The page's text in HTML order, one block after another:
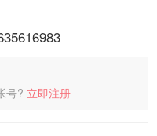
号? 立即注册